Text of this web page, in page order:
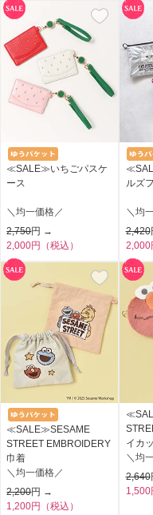
≪SALE≫いちごパスケ
ース
＼均一価格／
2,750円 →
2,000円（税込）
ルズ
＼均
2,420
2,000
≪SALE≫SESAME
STREET EMBROIDERY
巾着
＼均一価格／
2,200円 →
1,200円（税込）
イカ
＼均
2,640
1,500